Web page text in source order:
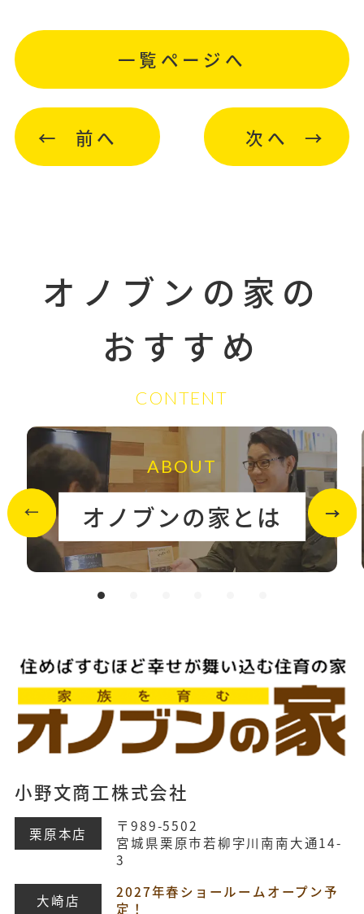
前へ
一覧ページへ
次へ
オノブンの家の
おすすめ
CONTENT
ABOUT
オノブンの家とは
小野文商工株式会社
栗原本店
〒989-5502
宮城県栗原市若柳字川南南大通14-
3
大崎店
2027年春ショールームオープン予
定！